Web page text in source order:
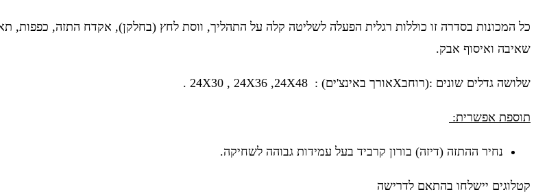
כל המכונות בסדרה זו כוללות רגלית הפעלה לשליטה קלה על התהליך, ווסת לחץ (בחלקן), אקדח התזה, כפפות,
שאיבה ואיסוף אבק.
שלושה גדלים שונים :(רוחבXאורך באינצ'ים) : 24X30 , 24X36 ,24X48 .
תוספת אפשרית:
נחיר ההתזה (דיזה) בורון קרביד בעל עמידות גבוהה לשחיקה.
קטלוגים יישלחו בהתאם לדרישה